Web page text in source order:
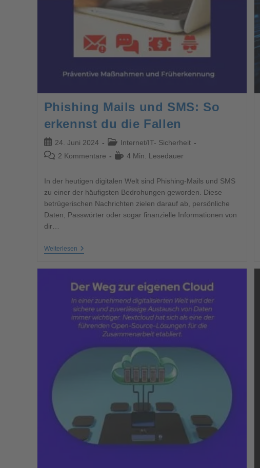
Phishing Mails und SMS: So
erkennst du die Fallen
24. Juni 2024 Internet/IT- Sicherheit
2 Kommentare
4 Min. Lesedauer
In der heutigen digitalen Welt sind Phishing-Mails und SMS
zu einer der häufigsten Bedrohungen geworden. Diese
betrügerischen Nachrichten zielen darauf ab, persönliche
Daten, Passwörter oder sogar finanzielle Informationen von
dir…
Weiterlesen